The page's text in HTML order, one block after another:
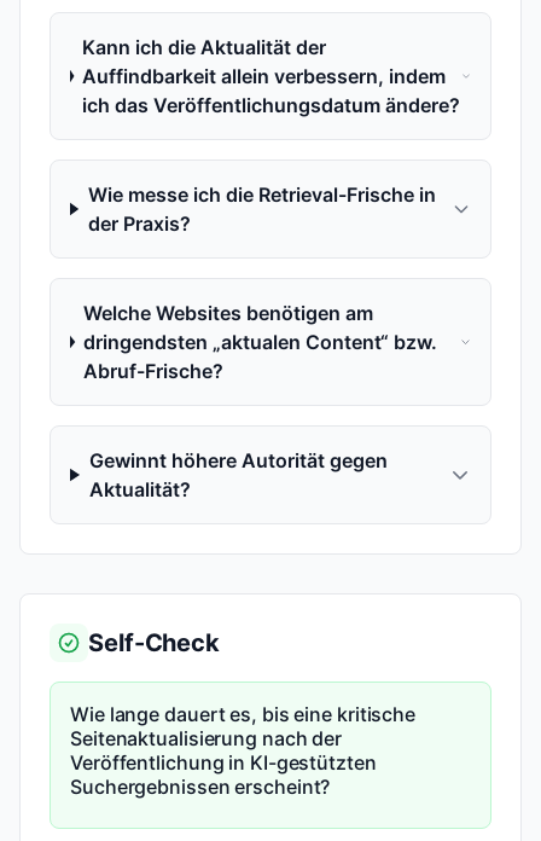
Kann ich die Aktualität der
Auffindbarkeit allein verbessern, indem
ich das Veröffentlichungsdatum ändere?
Wie messe ich die Retrieval-Frische in
der Praxis?
Welche Websites benötigen am
dringendsten „aktualen Content“ bzw.
Abruf-Frische?
Gewinnt höhere Autorität gegen
Aktualität?
Self-Check
Wie lange dauert es, bis eine kritische
Seitenaktualisierung nach der
Veröffentlichung in KI-gestützten
Suchergebnissen erscheint?